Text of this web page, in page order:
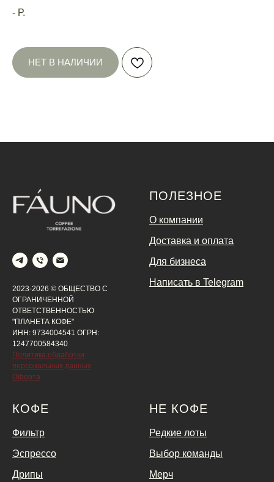
- Р.
НЕТ В НАЛИЧИИ
2023-2026 © ОБЩЕСТВО С
ОГРАНИЧЕННОЙ
ОТВЕТСТВЕННОСТЬЮ
"ПЛАНЕТА КОФЕ"
ИНН: 9734004541 ОГРН:
1247700584340
Политика обработки
персональных данных
Оферта
ПОЛЕЗНОЕ
О компании
Доставка и оплата
Для бизнеса
Написать в Telegram
КОФЕ
Фильтр
Эспрессо
Дрипы
НЕ КОФЕ
Редкие лоты
Выбор команды
Мерч